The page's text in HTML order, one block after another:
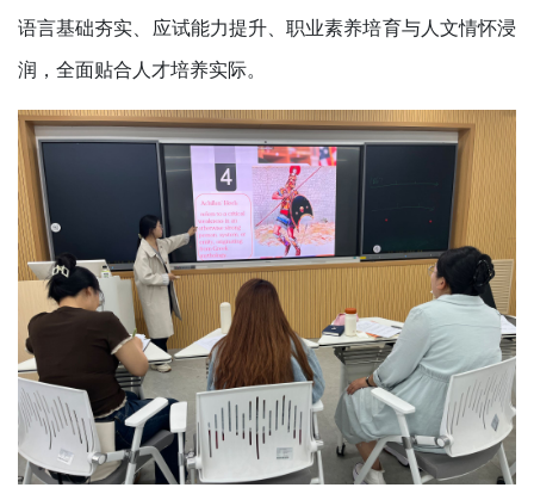
语言基础夯实、应试能力提升、职业素养培育与人文情怀浸
润，全面贴合人才培养实际。